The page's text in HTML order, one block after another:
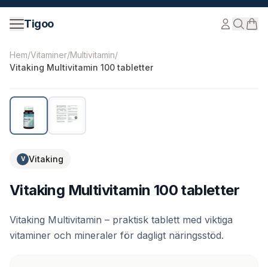
Hoppa till innehåll
Tigoo
©2026Nutri Nordic AB.
Hem/Vitaminer/Multivitamin/
Vitaking Multivitamin 100 tabletter
V Vitaking
Vitaking Multivitamin 100 tabletter
Vitaking Multivitamin – praktisk tablett med viktiga
vitaminer och mineraler för dagligt näringsstöd.